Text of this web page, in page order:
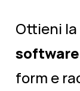
Ottieni
form e